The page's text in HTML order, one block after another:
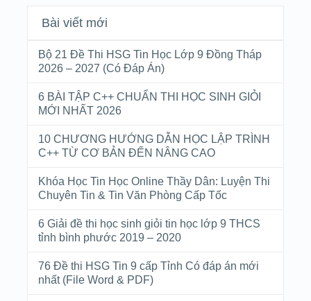
Bài viết mới
Bộ 21 Đề Thi HSG Tin Học Lớp 9 Đồng Tháp
2026 – 2027 (Có Đáp Án)
6 BÀI TẬP C++ CHUẨN THI HỌC SINH GIỎI
MỚI NHẤT 2026
10 CHƯƠNG HƯỚNG DẪN HỌC LẬP TRÌNH
C++ TỪ CƠ BẢN ĐẾN NÂNG CAO
Khóa Học Tin Học Online Thầy Dân: Luyện Thi
Chuyên Tin & Tin Văn Phòng Cấp Tốc
6 Giải đề thi học sinh giỏi tin học lớp 9 THCS
tỉnh bình phước 2019 – 2020
76 Đề thi HSG Tin 9 cấp Tỉnh Có đáp án mới
nhất (File Word & PDF)